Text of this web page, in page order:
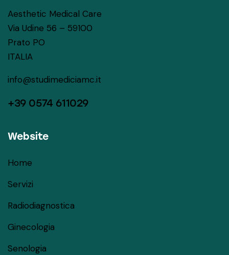
Aesthetic Medical Care
Via Udine 56 – 59100
Prato PO
ITALIA
info@studimediciamc.it
+39 0574 611029
Website
Home
Servizi
Radiodiagnostica
Ginecologia
Senologia